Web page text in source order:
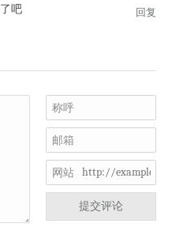
吧 回复
称呼
邮箱
网站
提交评论